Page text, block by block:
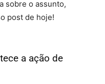
sobre o assunto,
post de hoje!
a ação de